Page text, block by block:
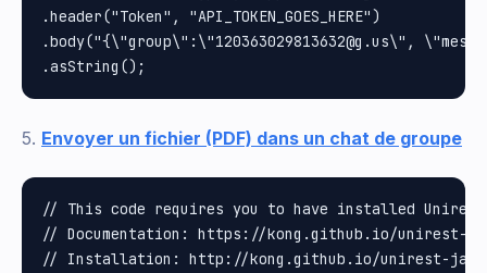
.header("Token", "API_TOKEN_GOES_HERE")
.body("{\"group\":\"120363029813632@g.us\",
5. Envoyer un fichier (PDF) dans un chat de groupe
// This code requires you to have installed Unirest
// Documentation: https://kong.github.io/unirest-
// Installation: http://kong.github.io/unirest-